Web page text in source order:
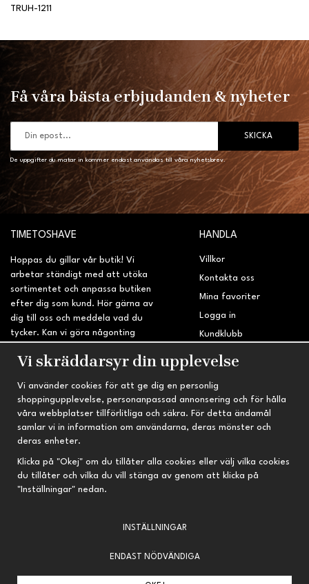
TRUH-1211
Få våra bästa erbjudanden & nyheter
SKICKA
De uppgifter du matar in kommer endast användas till våra nyhetsbrev.
TIMETOSHAVE
Hoppas du gillar vår butik! Vi
arbetar ständigt med att utöka
sortimentet och anpassa butiken
efter dig som kund. Hör gärna av
dig till oss och meddela vad du
tycker. Kan vi göra någonting
sidan?
HANDLA
Villkor
Kontakta oss
Mina favoriter
Logga in
Kundklubb
Retur & Reklamation
INFORMATION
Om oss
Nyheter
Nyhetsbrev
Om cookies
Prenumeration
TRYGG HANDEL
Fri frakt vid köp över 695 kr
Kvalitetsprodukter till kanonpris
Vi skräddarsyr din upplevelse
Vi använder cookies för att ge dig en personlig
shoppingupplevelse, personanpassad annonsering och för hålla
våra webbplatser tillförlitliga och säkra. För detta ändamål
samlar vi in information om användarna, deras mönster och
deras enheter.
Klicka på "Okej" om du tillåter alla cookies eller välj vilka cookies
du tillåter och vilka du vill stänga av genom att klicka på
"Inställningar" nedan.
INSTÄLLNINGAR
ENDAST NÖDVÄNDIGA